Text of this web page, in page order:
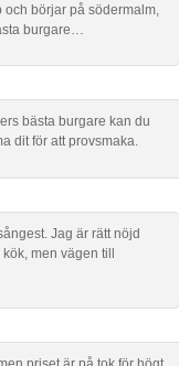
och börjar på södermalm,
burgare…
bästa burgare kan du
dit för att provsmaka.
Jag är rätt nöjd
men vägen till